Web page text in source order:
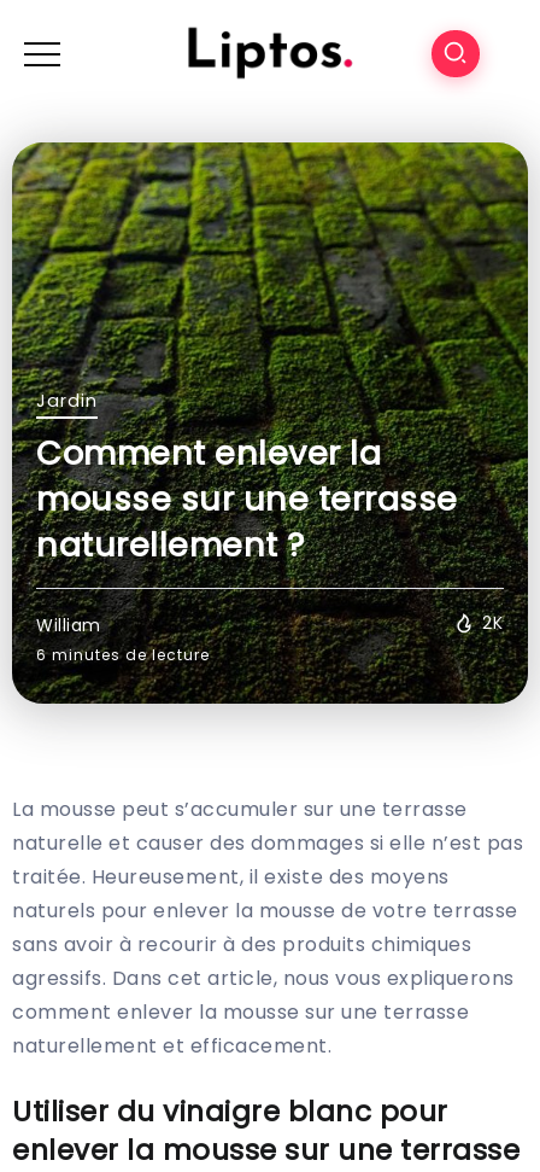
Jardin
Comment enlever la
mousse sur une terrasse
naturellement ?
William
6 minutes de lecture
2K
La mousse peut s’accumuler sur une terrasse
naturelle et causer des dommages si elle n’est pas
traitée. Heureusement, il existe des moyens
naturels pour enlever la mousse de votre terrasse
sans avoir à recourir à des produits chimiques
agressifs. Dans cet article, nous vous expliquerons
comment enlever la mousse sur une terrasse
naturellement et efficacement.
Utiliser du vinaigre blanc pour
enlever la mousse sur une terrasse